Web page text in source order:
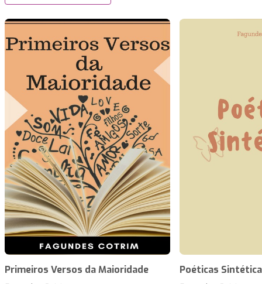
Primeiros Versos da Maioridade Poéticas